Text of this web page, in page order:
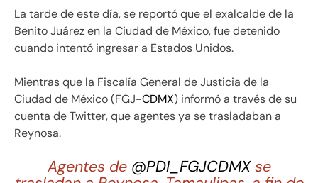
La tarde de este día, se reportó que el exalcalde de la
Benito Juárez en la Ciudad de México, fue detenido
cuando intentó ingresar a Estados Unidos.
Mientras que la Fiscalía General de Justicia de la
Ciudad de México (FGJ-CDMX) informó a través de su
cuenta de Twitter, que agentes ya se trasladaban a
Reynosa.
Agentes de @PDI_FGJCDMXse